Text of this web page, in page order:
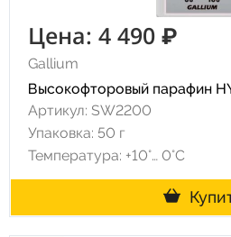
Цена: 4 490 ₽
Gallium
Высокофторовый парафин
Артикул: SW2200
Упаковка: 50 г
Температура: +10°… 0°С